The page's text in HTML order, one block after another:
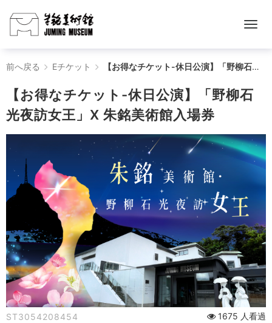
【お
得
な
チ
ケ
ッ
ト-
休
日
公
演】
前へ戻る Eチケット 【お得なチケット-休日公演】「野柳石光夜訪女王」X 朱銘美術館入場券
【お得なチケット-休日公演】「野柳石
光夜訪女王」X 朱銘美術館入場券
ST3054208454 1675 人看過